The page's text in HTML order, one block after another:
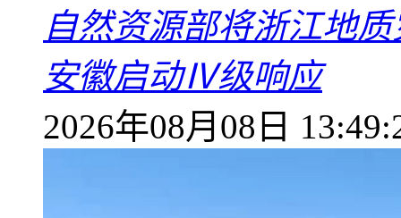
自然资源部将浙江地
安徽启动Ⅳ级响应
2026年08月08日